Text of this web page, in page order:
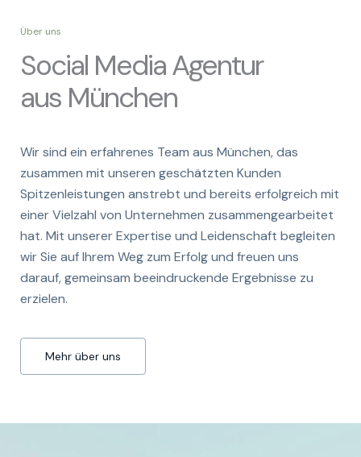
Über uns
Social Media Agentur
aus München
Wir sind ein erfahrenes Team aus München, das
zusammen mit unseren geschätzten Kunden
Spitzenleistungen anstrebt und bereits erfolgreich mit
einer Vielzahl von Unternehmen zusammengearbeitet
hat. Mit unserer Expertise und Leidenschaft begleiten
wir Sie auf Ihrem Weg zum Erfolg und freuen uns
darauf, gemeinsam beeindruckende Ergebnisse zu
erzielen.
Mehr über uns